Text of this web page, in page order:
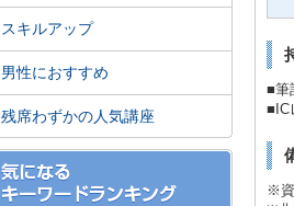
■筆
■IC
※資
スキルアップ
男性におすすめ
残席わずかの人気講座